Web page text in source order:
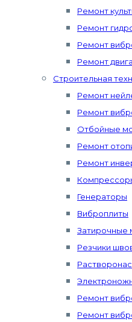
Ремонт
Ремонт
Ремонт
Ремонт
Строительная
Ремонт
Ремонт
Отбойные
Ремонт
Ремонт
Генераторы
Виброплиты
Затирочные
Резчики
Ремонт
Ремонт